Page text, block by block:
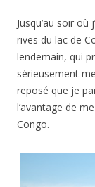
Jusqu’au soir
rives du lac de
lendemain, qui
sérieusement
reposé que je
l’avantage de
Congo.